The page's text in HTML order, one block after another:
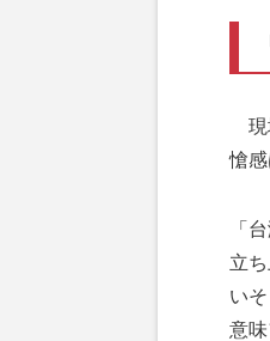
現
愴
「
立
い
意味